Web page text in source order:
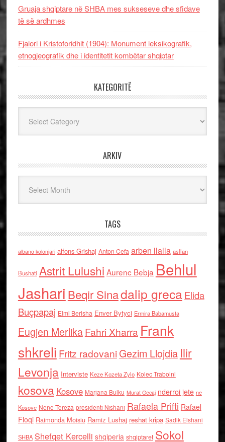
Gruaja shqiptare në SHBA mes sukseseve dhe sfidave
të së ardhmes
Fjalori i Kristoforidhit (1904): Monument leksikografik,
etnogjeografik dhe i identitetit kombëtar shqiptar
KATEGORITË
ARKIV
TAGS
albano kolonjari alfons Grishaj Anton Cefa arben llalla asllan
Bushati Astrit Lulushi Aurenc Bebja Behlul
Jashari Beqir Sinadalip grecaElida
Buçpapaj Elmi Berisha Enver Bytyci Ermira Babamusta
Eugjen MerlikaFahri Xharra Frank
shkreli Fritz radovaniGezim Llojdia Ilir
Levonja Interviste Keze Kozeta Zylo Kolec Traboini
kosova Kosove Marjana Bulku Murat Gecaj nderroi jete ne
Kosove Nene Tereza presidenti Nishani Rafaela Prifti Rafael
Floqi Raimonda Moisiu Ramiz Lushaj reshat kripa Sadik Elshani
SHBA Shefqet Kercelli shqiperia shqiptaret Sokol